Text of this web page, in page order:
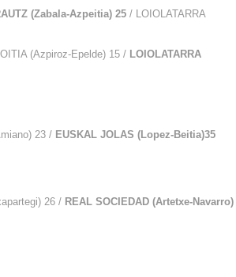
(Zabala-Azpeitia) 25/ LOIOLATARRA
(Azpiroz-Epelde) 15 /LOIOLATARRA
23 /EUSKAL JOLAS (Lopez-Beitia)35
26 / REAL SOCIEDAD (Artetxe-Navarro)